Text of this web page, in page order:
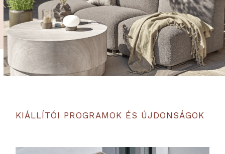
KIÁLLÍTÓI PROGRAMOK ÉS ÚJDONSÁGOK